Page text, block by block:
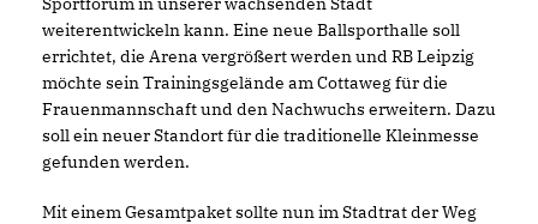
weiterentwickeln kann. Eine neue Ballsporthalle soll
errichtet, die Arena vergrößert werden und RB Leipzig
möchte sein Trainingsgelände am Cottaweg für die
Frauenmannschaft und den Nachwuchs erweitern. Dazu
soll ein neuer Standort für die traditionelle Kleinmesse
gefunden werden.
Mit einem Gesamtpaket sollte nun im Stadtrat der Weg